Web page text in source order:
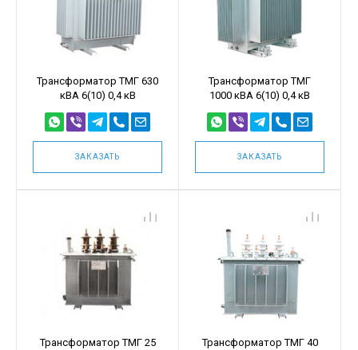
Трансформатор ТМГ 630
кВА 6(10) 0,4 кВ
ЗАКАЗАТЬ
Трансформатор ТМГ
1000 кВА 6(10) 0,4 кВ
ЗАКАЗАТЬ
Трансформатор ТМГ 25
Трансформатор ТМГ 40